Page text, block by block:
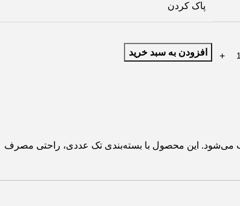
پاک کردن
افزودن به سبد خرید
می‌شود. این محصول با بسته‌بندی تک عددی، راحتی مصرف